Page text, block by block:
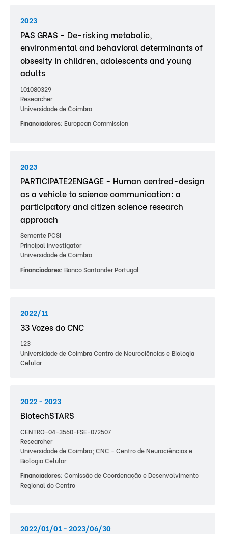
2023
PAS GRAS - De-risking metabolic,
environmental and behavioral determinants of
obsesity in children, adolescents and young
adults
101080329
Researcher
Universidade de Coimbra
Financiadores: European Commission
2023
PARTICIPATE2ENGAGE - Human centred-design
as a vehicle to science communication: a
participatory and citizen science research
approach
Semente PCSI
Principal investigator
Universidade de Coimbra
Financiadores: Banco Santander Portugal
2022/11
33 Vozes do CNC
123
Universidade de Coimbra Centro de Neurociências e Biologia
Celular
2022 - 2023
BiotechSTARS
CENTRO-04-3560-FSE-072507
Researcher
Universidade de Coimbra; CNC - Centro de Neurociências e
Biologia Celular
Financiadores: Comissão de Coordenação e Desenvolvimento
Regional do Centro
2022/01/01 - 2023/06/30